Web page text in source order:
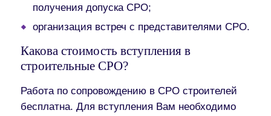
получения допуска СРО;
организация встреч с представителями СРО.
Какова стоимость вступления в
строительные СРО?
Работа по сопровождению в СРО строителей
бесплатна. Для вступления Вам необходимо